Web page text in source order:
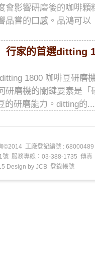
會影響研磨後的咖啡顆
品嘗的口感。品鴻可以
行家的首選ditting
1800 咖啡豆研磨
研磨機的關鍵要素是「
的研磨能力。ditting的...
©2014 工廠登記編號 : 68000489
號 服務專線：03-388-1735 傳真
Design by JCB 登錄帳號